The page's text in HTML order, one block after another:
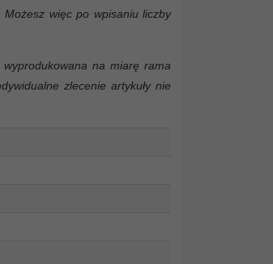
więc po wpisaniu liczby
na miarę rama
zlecenie artykuły nie